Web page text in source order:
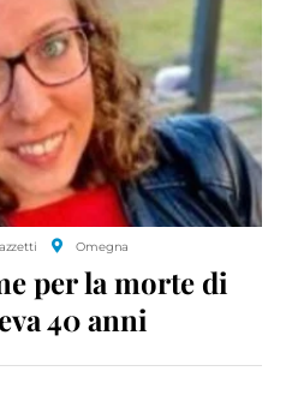
Omegna
per la morte di
40 anni